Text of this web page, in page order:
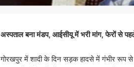
अस्पताल बना मंडप, आईसीयू में भरी मांग, फेरों से पहले
गोरखपुर में शादी के दिन सड़क हादसे में गंभीर रूप से